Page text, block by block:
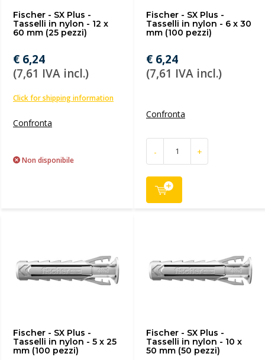
Fischer - SX Plus -
Tasselli in nylon - 12 x
60 mm (25 pezzi)
€ 6,24
(7,61 IVA incl.)
Click for shipping information
Confronta
Non disponibile
Fischer - SX Plus -
Tasselli in nylon - 6 x 30
mm (100 pezzi)
€ 6,24
(7,61 IVA incl.)
Confronta
- +
Fischer - SX Plus -
Tasselli in nylon - 5 x 25
mm (100 pezzi)
Fischer - SX Plus -
Tasselli in nylon - 10 x
50 mm (50 pezzi)